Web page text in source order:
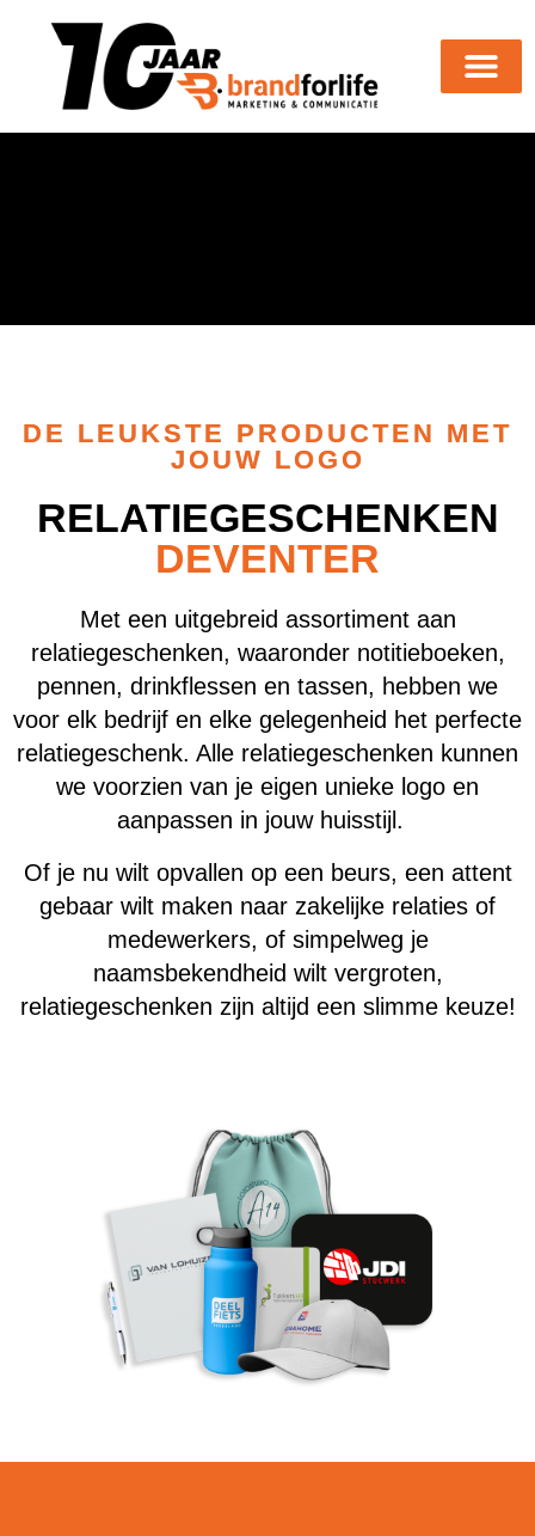
DE LEUKSTE PRODUCTEN MET
JOUW LOGO
RELATIEGESCHENKEN
DEVENTER
Met een uitgebreid assortiment aan
relatiegeschenken, waaronder notitieboeken,
pennen, drinkflessen en tassen, hebben we
voor elk bedrijf en elke gelegenheid het perfecte
relatiegeschenk. Alle relatiegeschenken kunnen
we voorzien van je eigen unieke logo en
aanpassen in jouw huisstijl.
Of je nu wilt opvallen op een beurs, een attent
gebaar wilt maken naar zakelijke relaties of
medewerkers, of simpelweg je
naamsbekendheid wilt vergroten,
relatiegeschenken zijn altijd een slimme keuze!